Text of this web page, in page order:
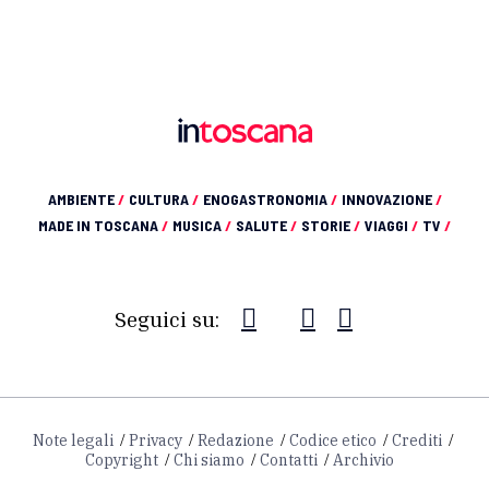
AMBIENTE/ CULTURA/ ENOGASTRONOMIA/ INNOVAZIONE/
MADE IN TOSCANA/ MUSICA/ SALUTE/ STORIE/ VIAGGI / TV /
Seguici su:
Note legali Privacy Redazione Codice etico
Crediti
Copyright
Chi siamo Contatti Archivio